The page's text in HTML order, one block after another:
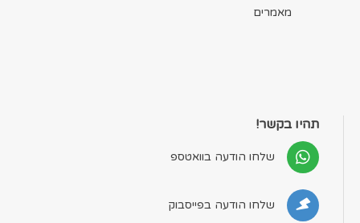
מאמרים
תהיו בקשר!
שלחו הודעה בוואטספ
שלחו הודעה בפייסבוק